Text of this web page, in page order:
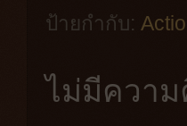
ป้ายกำกับ:
ไม่มีควา